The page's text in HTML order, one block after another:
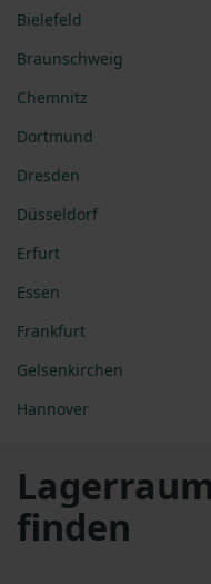
Bielefeld
Braunschweig
Chemnitz
Dortmund
Dresden
Düsseldorf
Erfurt
Essen
Frankfurt
Gelsenkirchen
Hannover
finden